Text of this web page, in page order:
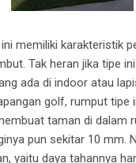
memiliki karakteristik
Tak heran jika tipe
ada di indoor atau
golf, rumput tipe
taman di dalam
pun sekitar 10 mm.
yaitu daya tahannya